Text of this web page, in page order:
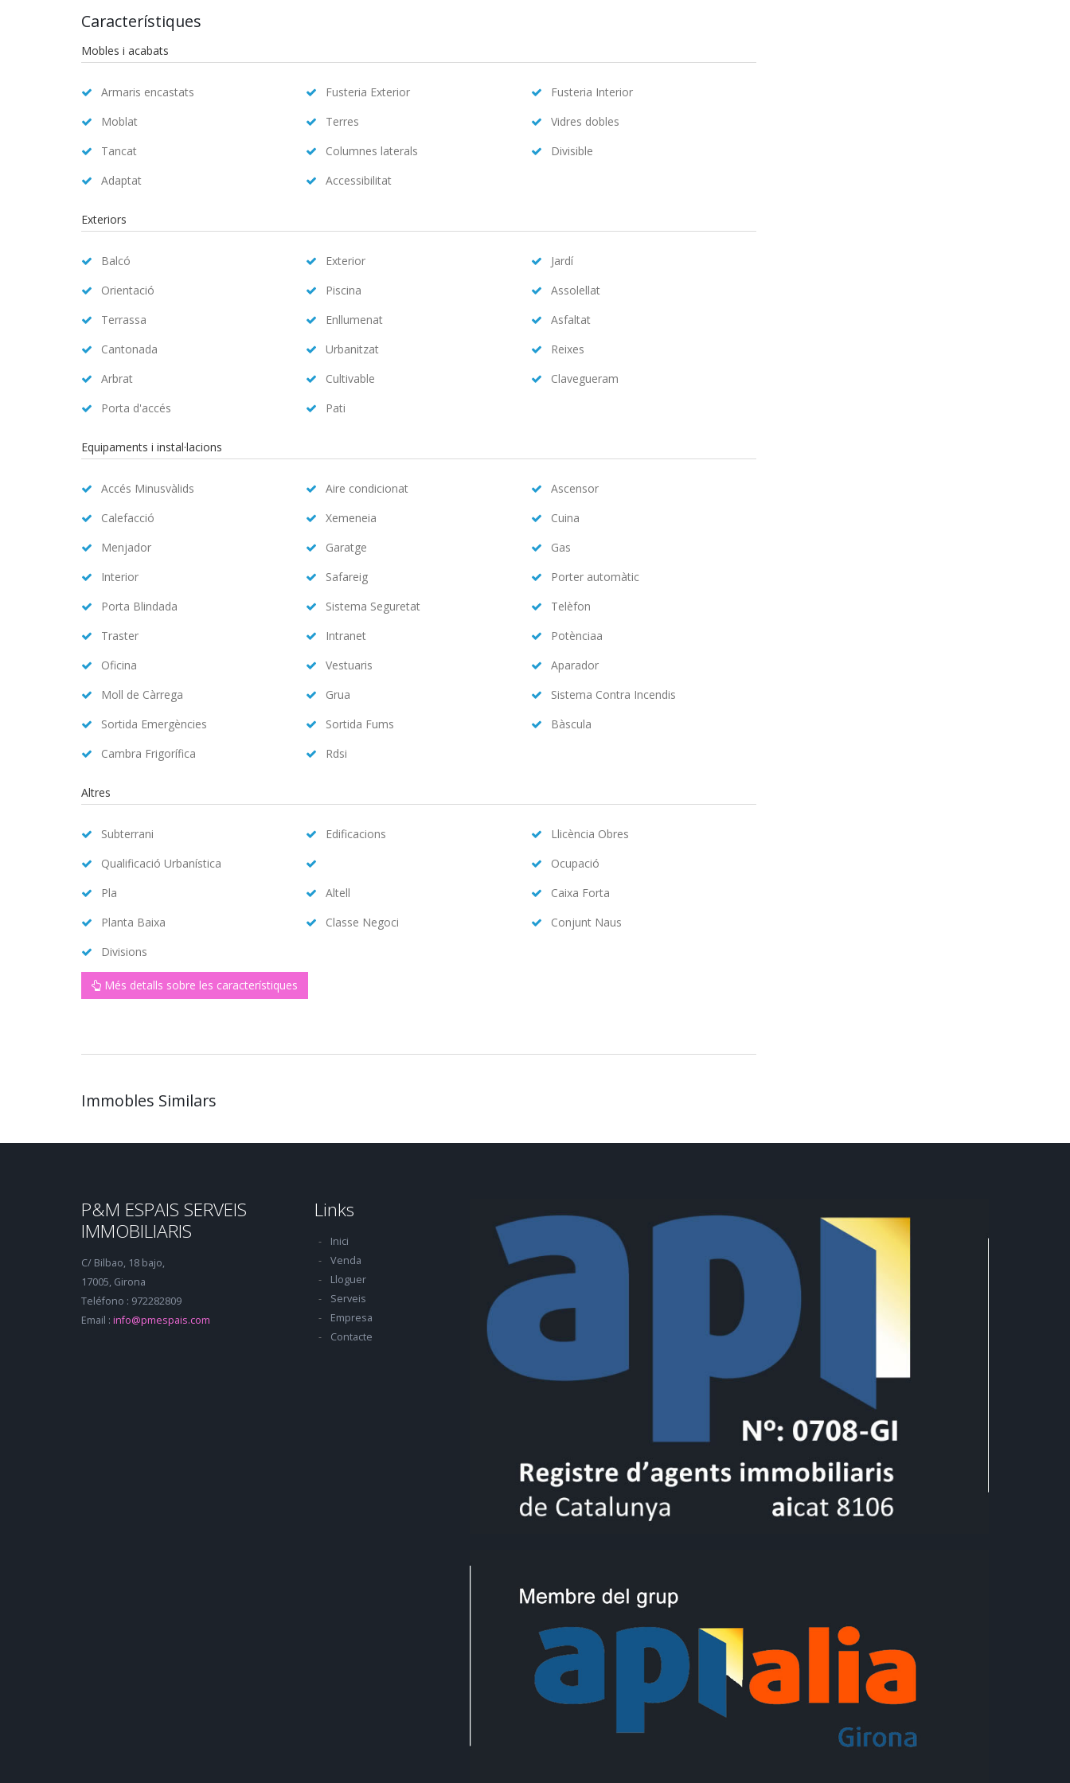
Característiques
Mobles i acabats
Armaris encastats Fusteria Exterior
Fusteria Interior
Moblat
Terres
Vidres dobles
Tancat
Columnes laterals
Divisible
Adaptat
Accessibilitat
Exteriors
Balcó Exterior
Jardí
Orientació
Piscina
Assolellat
Terrassa
Enllumenat
Asfaltat
Cantonada
Urbanitzat
Reixes
Arbrat
Cultivable
Clavegueram
Porta d'accés
Pati
Equipaments i instal·lacions
Accés Minusvàlids Aire condicionat
Ascensor
Calefacció
Xemeneia
Cuina
Menjador
Garatge
Gas
Interior
Safareig
Porter automàtic
Porta Blindada
Sistema Seguretat
Telèfon
Traster
Intranet
Potènciaa
Oficina
Vestuaris
Aparador
Moll de Càrrega
Grua
Sistema Contra Incendis
Sortida Emergències
Sortida Fums
Bàscula
Cambra Frigorífica
Rdsi
Altres
Subterrani Edificacions
Llicència Obres
Qualificació Urbanística
Ocupació
Pla
Altell
Caixa Forta
Planta Baixa
Classe Negoci
Conjunt Naus
Divisions
Més detalls sobre les característiques
Immobles Similars
P&M ESPAIS SERVEIS
IMMOBILIARIS
C/ Bilbao, 18 bajo,
17005, Girona
Teléfono : 972282809
Email : info@pmespais.com
Links
Inici
Venda
Lloguer
Serveis
Empresa
Contacte